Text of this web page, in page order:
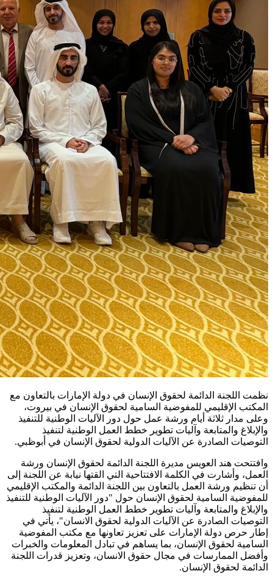
نظمت اللجنة الدائمة لحقوق الإنسان في دولة الإمارات بالتعاون مع
المكتب الإقليمي للمفوضية السامية لحقوق الإنسان في بيروت،
وعلى مدار ثلاثة أيام ورشة عمل حول دور الآليات الوطنية للتنفيذ
والإبلاغ والمتابعة وآليات تطوير خطط العمل الوطنية لتنفيذ
التوصيات الصادرة عن الآليات الدولية لحقوق الإنسان في أبوظبي.
وافتتحت هند العويس مديرة اللجنة الدائمة لحقوق الإنسان ورشة
العمل، وأشارت في الكلمة الافتتاحية التي القتها نيابة عن اللجنة إلى
أن تنظيم ورشة العمل بالتعاون بين اللجنة الدائمة والمكتب الإقليمي
للمفوضية السامية لحقوق الإنسان حول "دور الآليات الوطنية للتنفيذ
والإبلاغ والمتابعة وآليات تطوير خطط العمل الوطنية لتنفيذ
التوصيات الصادرة عن الآليات الدولية لحقوق الانسان"، يأتي في
إطار حرص دولة الإمارات على تعزيز تعاونها مع مكتب المفوضية
السامية لحقوق الإنسان، بما يساهم في تبادل المعلومات والخبرات
وأفضل الممارسات في مجال حقوق الانسان، وتعزيز قدرات اللجنة
الدائمة لحقوق الإنسان.